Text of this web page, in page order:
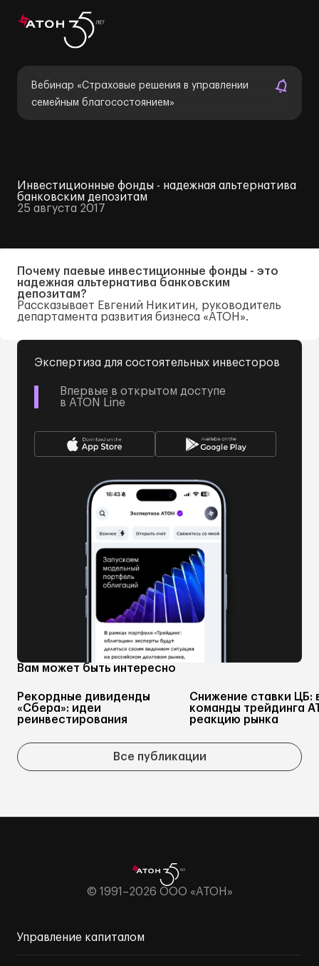
Вебинар «Страховые решения в управлении
семейным благосостоянием»
Инвестиционные фонды - надежная альтернатива
банковским депозитам
25 августа 2017
Почему паевые инвестиционные фонды - это
надежная альтернатива банковским
депозитам?
Рассказывает Евгений Никитин, руководитель
департамента развития бизнеса «АТОН».
Экспертиза для состоятельных инвесторов
Впервые в открытом доступе
в ATON Line
Вам может быть интересно
Рекордные дивиденды
«Сбера»: идеи
реинвестирования
Снижение ставки ЦБ:
команды трейдинга
реакцию рынка
Все публикации
© 1991–2026 ООО «АТОН»
Управление капиталом